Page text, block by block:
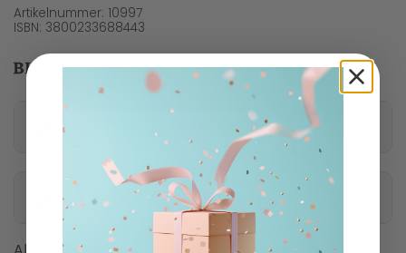
Artikelnummer: 10997
ISBN: 3800233688443
Nährwertbezogene Informationen
Inhaltsstoffe